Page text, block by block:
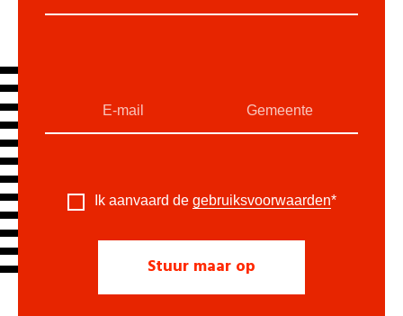
Ik aanvaard de gebruiksvoorwaarden*